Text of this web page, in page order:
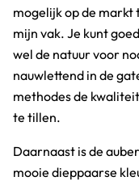
mogelijk op de markt
mijn vak. Je kunt
wel de natuur voor
nauwlettend in de
methodes de
te tillen.
Daarnaast is de
mooie dieppaarse